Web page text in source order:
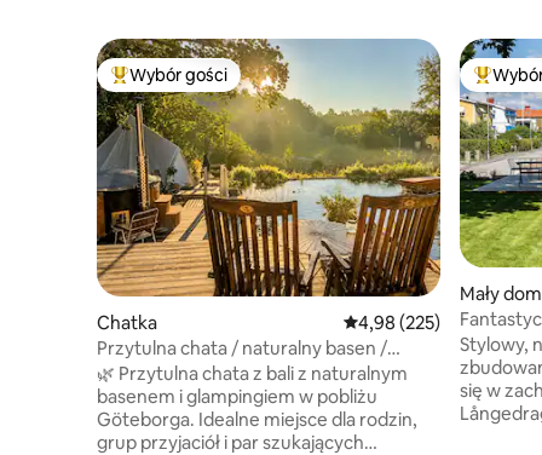
Najpopularniejsze z kategorii Wybór gości
Wybór gości
Chatka Średnia ocena: 4,98 na
4,98 (225)
Przytulna chata / naturalny basen /
jacuzzi / w pobliżu Göteborga
🌿 Przytulna chata z bali z naturalnym
basenem i glampingiem w pobliżu
Göteborga. Idealne miejsce dla rodzin,
grup przyjaciół i par szukających
Mały
sypialnią
Stylowy,
się w